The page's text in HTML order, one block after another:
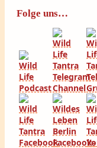
Folge uns…